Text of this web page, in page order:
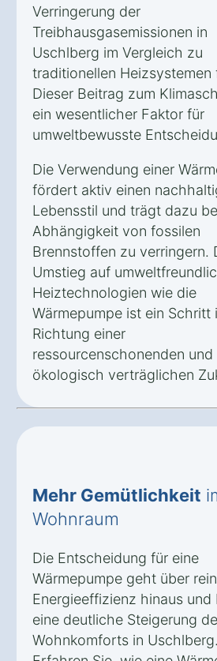
Verringerung der
Treibhausgasemissionen in
Uschlberg im Vergleich zu
traditionellen Heizsystemen
Dieser Beitrag zum
ein wesentlicher Faktor für
umweltbewusste
Die Verwendung einer
fördert aktiv einen
Lebensstil und trägt dazu
Abhängigkeit von fossilen
Brennstoffen zu verringern.
Umstieg auf
Heiztechnologien wie die
Wärmepumpe ist ein Schritt
Richtung einer
ressourcenschonenden und
ökologisch verträglichen
Mehr Gemütlichkeit
Wohnraum
Die Entscheidung für eine
Wärmepumpe geht über
Energieeffizienz hinaus und
eine deutliche Steigerung
Wohnkomforts in Uschlberg.